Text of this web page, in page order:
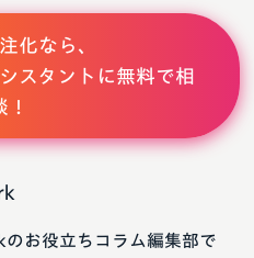
化なら、
スタントに無料で相
！
お役立ちコラム編集部で